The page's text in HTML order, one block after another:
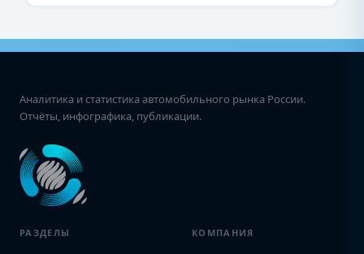
Аналитика и статистика автомобильного рынка России.
Отчёты, инфографика, публикации.
РАЗДЕЛЫ КОМПАНИЯ